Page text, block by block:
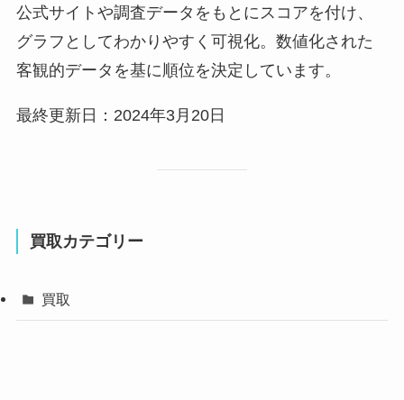
公式サイトや調査データをもとにスコアを付け、
グラフとしてわかりやすく可視化。数値化された
客観的データを基に順位を決定しています。
最終更新日：2024年3月20日
買取カテゴリー
買取